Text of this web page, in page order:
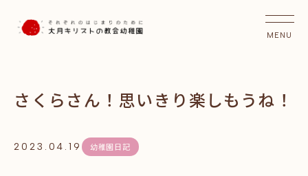
さくらさん！思いきり楽しもうね！
2023.04.19 幼稚園日記